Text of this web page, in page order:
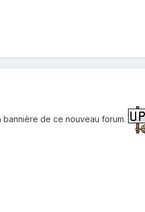
de ce nouveau forum.